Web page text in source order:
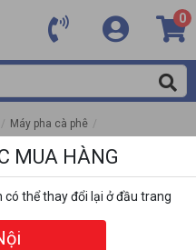
0
/ Máy pha cà phê /
MUA HÀNG
có thể thay đổi lại ở đầu trang